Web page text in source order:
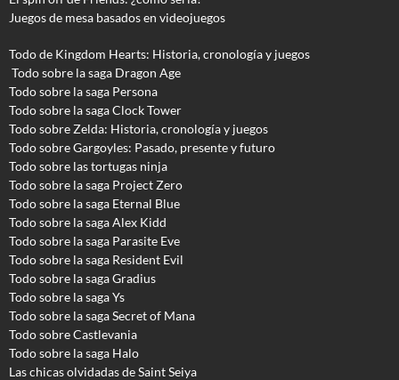
Juegos de mesa basados en videojuegos
Todo de Kingdom Hearts: Historia, cronología y juegos
Todo sobre la saga Dragon Age
Todo sobre la saga Persona
Todo sobre la saga Clock Tower
Todo sobre Zelda: Historia, cronología y juegos
Todo sobre Gargoyles: Pasado, presente y futuro
Todo sobre las tortugas ninja
Todo sobre la saga Project Zero
Todo sobre la saga Eternal Blue
Todo sobre la saga Alex Kidd
Todo sobre la saga Parasite Eve
Todo sobre la saga Resident Evil
Todo sobre la saga Gradius
Todo sobre la saga Ys
Todo sobre la saga Secret of Mana
Todo sobre Castlevania
Todo sobre la saga Halo
Las chicas olvidadas de Saint Seiya